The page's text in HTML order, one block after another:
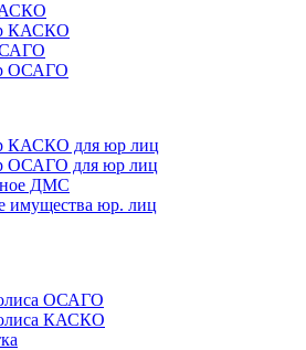
КАСКО
ОСАГО
КАСКО для юр лиц
ОСАГО для юр лиц
ДМС
имущества юр. лиц
ОСАГО
КАСКО